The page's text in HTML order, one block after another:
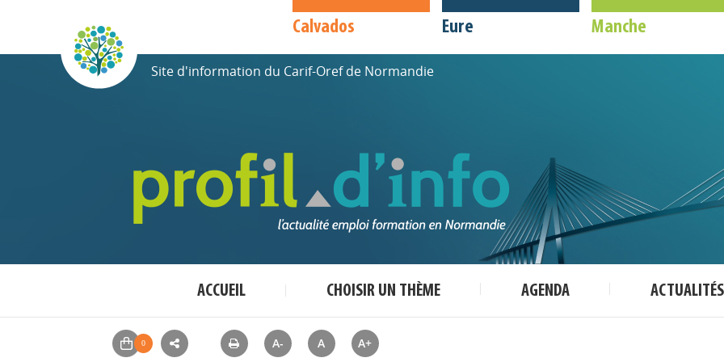
Calvados Eure Manche
Site d'information du Carif-Oref de Normandie
ACCUEIL CHOISIR UN THÈME AGENDA ACTUALITÉS
A- A A+